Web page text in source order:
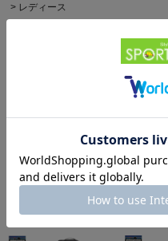
レディース
他のお客様はこちらの商
ナンガ エコハイブリッド
ボックスロゴ エンブロイ
ダリー ロングスリーブT
シャツ NANGA ECO
6,160円（税込）
パタゴニ
ボンヌ・
12,584円